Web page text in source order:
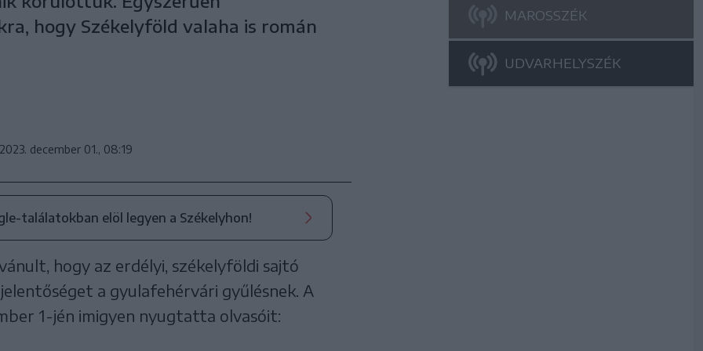
hogy Székelyföld valaha is román
2023. december 01., 08:19
találatokban elöl legyen a Székelyhon!
hogy az erdélyi, székelyföldi sajtó
a gyulafehérvári gyűlésnek. A
1-jén imigyen nyugtatta olvasóit:
MAROSSZÉK
UDVARHELYSZÉK